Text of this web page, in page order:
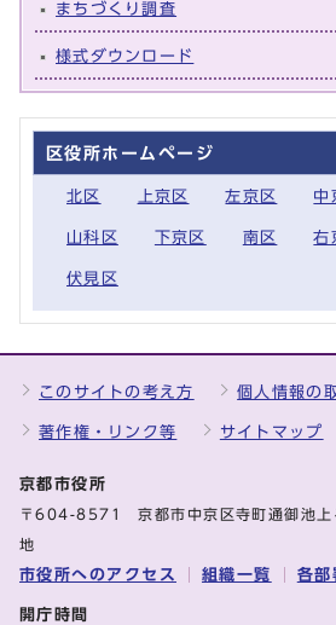
まちづくり調査
様式ダウンロード
区役所ホームページ
北区 上京区 左京区 中
山科区 下京区 南区 右
伏見区
このサイトの考え方 個人情報の
著作権・リンク等 サイトマップ
京都市役所
〒604-8571 京都市中京区寺町通御池上
地
市役所へのアクセス 組織一覧 各部
開庁時間